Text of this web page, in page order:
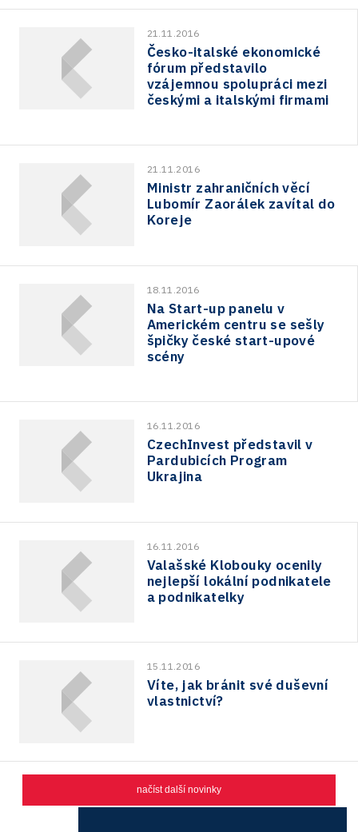
21.11.2016
Česko-italské ekonomické
fórum představilo
vzájemnou spolupráci mezi
českými a italskými firmami
21.11.2016
Ministr zahraničních věcí
Lubomír Zaorálek zavítal do
Koreje
18.11.2016
Na Start-up panelu v
Americkém centru se sešly
špičky české start-upové
scény
16.11.2016
CzechInvest představil v
Pardubicích Program
Ukrajina
16.11.2016
Valašské Klobouky ocenily
nejlepší lokální podnikatele
a podnikatelky
15.11.2016
Víte, jak bránit své duševní
vlastnictví?
načíst další novinky